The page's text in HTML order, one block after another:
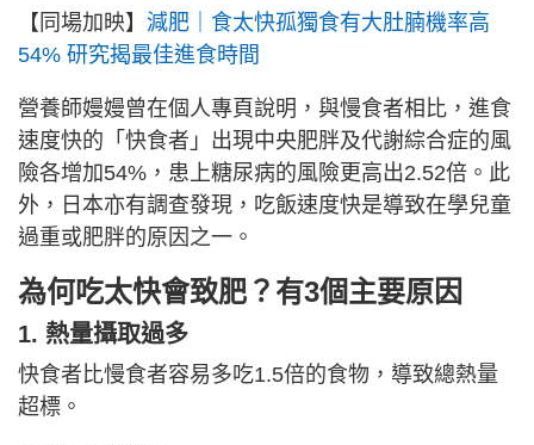
【同場加映】 減肥｜食太快孤獨食有大肚腩機率高
54% 研究揭最佳進食時間
營養師嫚嫚曾在個人專頁說明，與慢食者相比，進食
速度快的「快食者」出現中央肥胖及代謝綜合症的風
險各增加54%，患上糖尿病的風險更高出2.52倍。此
外，日本亦有調查發現，吃飯速度快是導致在學兒童
過重或肥胖的原因之一。
為何吃太快會致肥？有3個主要原因
1. 熱量攝取過多
快食者比慢食者容易多吃1.5倍的食物，導致總熱量
超標。